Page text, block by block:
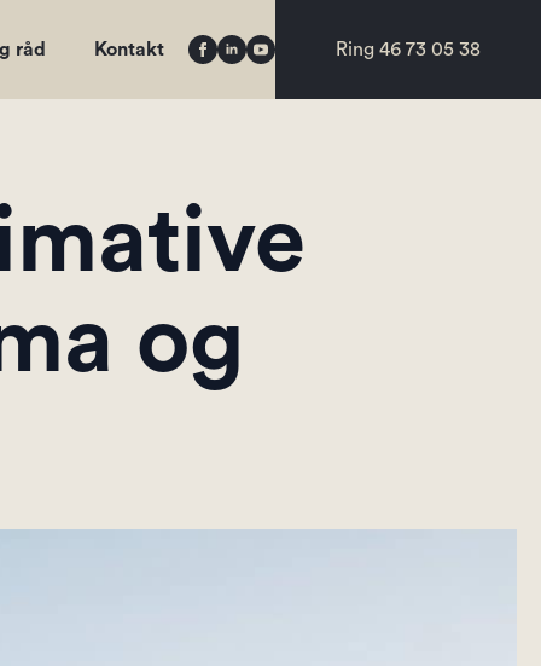
råd Kontakt Ring 46 73 05 38
og